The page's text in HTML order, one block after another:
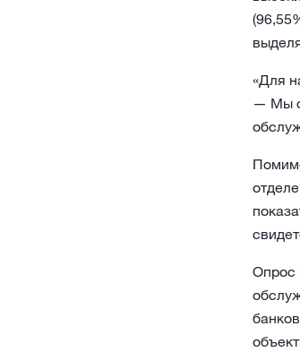
«Для
— Мы
Опрос